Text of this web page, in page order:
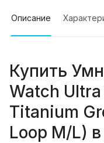
Описание
Купить
Watch
Titanium
Loop M/L)